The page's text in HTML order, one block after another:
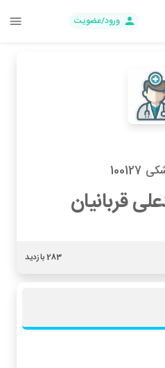
ورود/عضویت
قربانیان
283 بازدید